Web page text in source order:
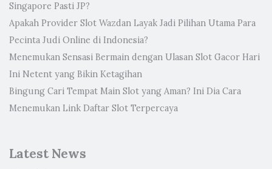
Singapore Pasti JP?
Apakah Provider Slot Wazdan Layak Jadi Pilihan Utama Para
Pecinta Judi Online di Indonesia?
Menemukan Sensasi Bermain dengan Ulasan Slot Gacor Hari
Ini Netent yang Bikin Ketagihan
Bingung Cari Tempat Main Slot yang Aman? Ini Dia Cara
Menemukan Link Daftar Slot Terpercaya
Latest News